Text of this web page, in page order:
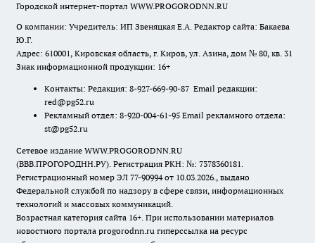
Городской интернет-портал WWW.PROGORODNN.RU
О компании: Учредитель: ИП Звеняцкая Е.А. Редактор сайта: Бакаева
Ю.Г.
Адрес: 610001, Кировская область, г. Киров, ул. Азина, дом № 80, кв. 31
Знак информационной продукции: 16+
Контакты: Редакция: 8-927-669-90-87 Email редакции:
red@pg52.ru
Рекламный отдел: 8-920-004-61-95 Email рекламного отдела:
st@pg52.ru
Сетевое издание WWW.PROGORODNN.RU
(ВВВ.ПРОГОРОДНН.РУ). Регистрация РКН: №: 7378360181.
Регистрационный номер ЭЛ 77-90994 от 10.03.2026., выдано
Федеральной службой по надзору в сфере связи, информационных
технологий и массовых коммуникаций.
Возрастная категория сайта 16+. При использовании материалов
новостного портала progorodnn.ru гиперссылка на ресурс